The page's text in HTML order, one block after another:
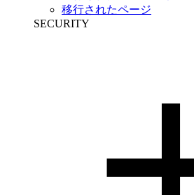
移行されたページ
SECURITY